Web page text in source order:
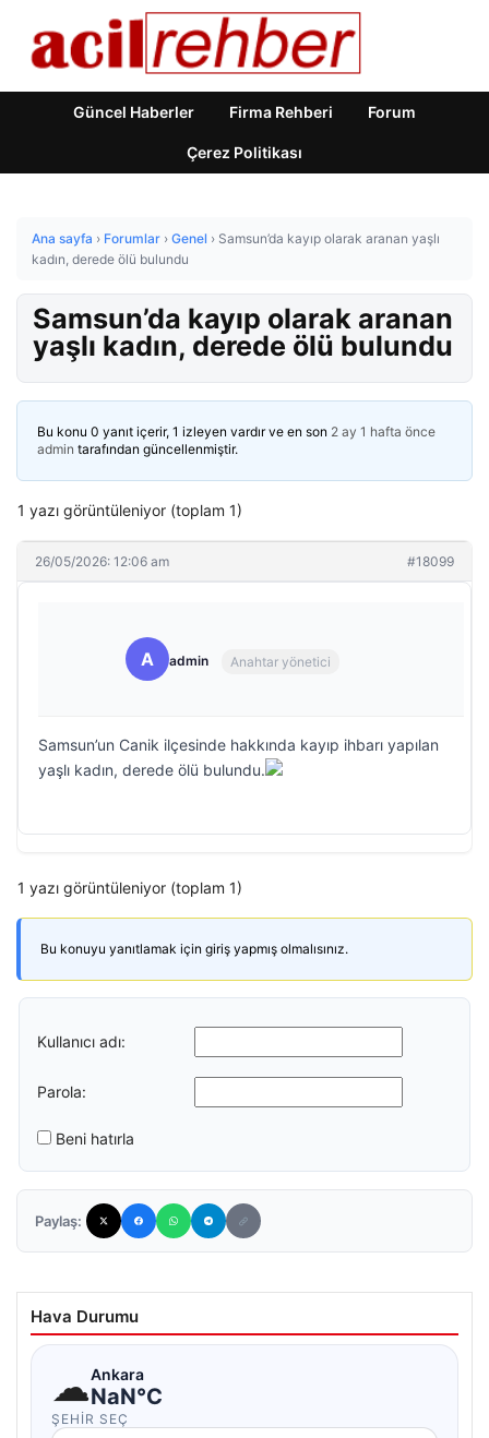
Güncel Haberler Firma Rehberi Forum
Çerez Politikası
Ana sayfa › Forumlar › Genel › Samsun’da kayıp olarak aranan yaşlı
kadın, derede ölü bulundu
Samsun’da kayıp olarak aranan
yaşlı kadın, derede ölü bulundu
Bu konu 0 yanıt içerir, 1 izleyen vardır ve en son 2 ay 1 hafta önce
admin tarafından güncellenmiştir.
1 yazı görüntüleniyor (toplam 1)
26/05/2026: 12:06 am #18099
A admin Anahtar yönetici
Samsun’un Canik ilçesinde hakkında kayıp ihbarı yapılan
yaşlı kadın, derede ölü bulundu.
1 yazı görüntüleniyor (toplam 1)
Bu konuyu yanıtlamak için giriş yapmış olmalısınız.
Kullanıcı adı:
Parola:
Beni hatırla
Paylaş:
Hava Durumu
☁Ankara
NaN°C
ŞEHIR SEÇ